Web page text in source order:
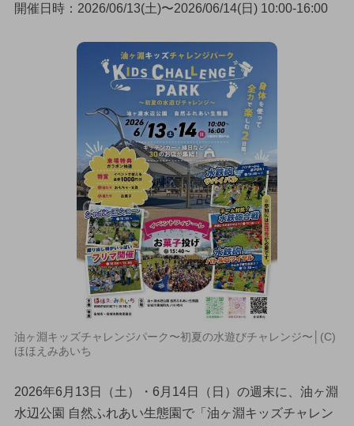
開催日時：2026/06/13(土)〜2026/06/14(日) 10:00-16:00
油ヶ淵キッズチャレンジパーク〜初夏の水遊びチャレンジ〜│(C)
ほほえみあいち
2026年6月13日（土）・6月14日（日）の週末に、油ヶ淵
水辺公園 自然ふれあい生態園で「油ヶ淵キッズチャレン